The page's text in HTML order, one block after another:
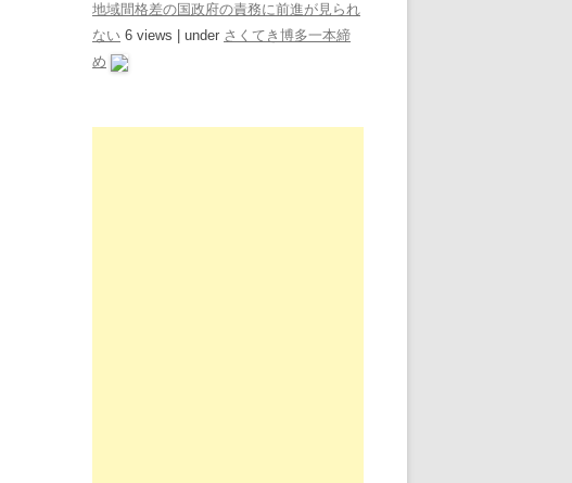
地域間格差の国政府の責務に前進が見られ
ない 6 views under さくてき博多一本締
め